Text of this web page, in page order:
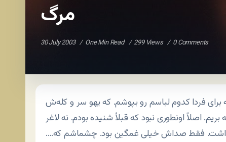
مرگ
30 July 2003 One Min Read 299 Views 0 Comments
فردا کدوم لباسم رو بپوشم. که یهو سر و کله‌ش
اصلاً اونطوری نبود که قبلاً شنیده بودم. نه لاغر
فقط صداش خیلی غمگین بود. چشماشم که….